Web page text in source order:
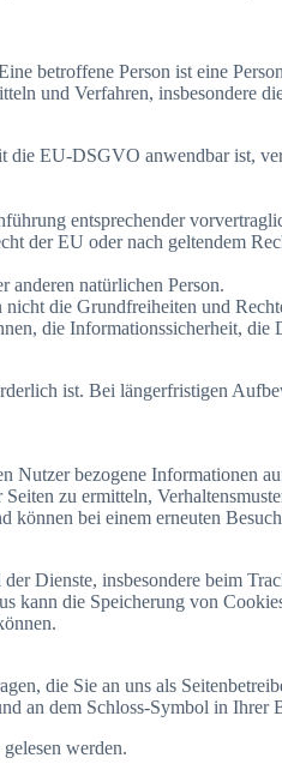
betroffene Person ist eine
und Verfahren, insbesondere
EU-DSGVO anwendbar ist,
entsprechender
der EU oder nach geltendem
anderen natürlichen Person.
die Grundfreiheiten und
die Informationssicherheit,
ist. Bei längerfristigen
bezogene Informationen
zu ermitteln,
bei einem erneuten
Dienste, insbesondere beim
kann die Speicherung von
die Sie an uns als
an dem Schloss-Symbol in Ihrer
werden.